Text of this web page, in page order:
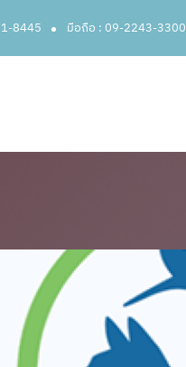
8445 มือถือ : 09-2243-3300